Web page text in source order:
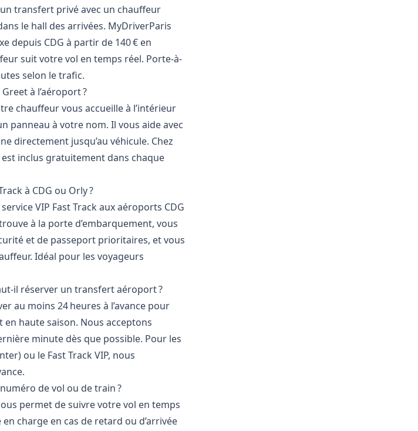
transfert privé avec un chauffeur
le hall des arrivées. MyDriverParis
depuis CDG à partir de 140 € en
suit votre vol en temps réel. Porte-à-
selon le trafic.
à l’aéroport ?
chauffeur vous accueille à l’intérieur
panneau à votre nom. Il vous aide avec
directement jusqu’au véhicule. Chez
inclus gratuitement dans chaque
à CDG ou Orly ?
VIP Fast Track aux aéroports CDG
à la porte d’embarquement, vous
et de passeport prioritaires, et vous
Idéal pour les voyageurs
il réserver un transfert aéroport ?
au moins 24 heures à l’avance pour
haute saison. Nous acceptons
minute dès que possible. Pour les
ou le Fast Track VIP, nous
de vol ou de train ?
permet de suivre votre vol en temps
en charge en cas de retard ou d’arrivée